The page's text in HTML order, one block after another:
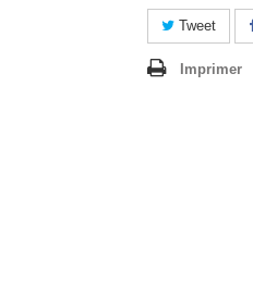
Tweet
Imprimer